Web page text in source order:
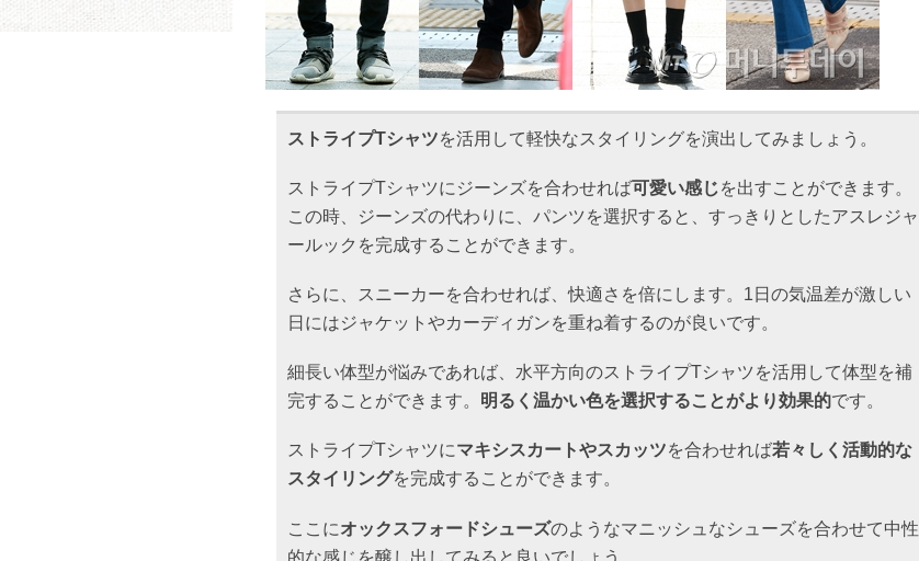
ストライプTシャツを活用して軽快なスタイリングを演出してみましょう。
ストライプTシャツにジーンズを合わせれば可愛い感じを出すことができます。
この時、ジーンズの代わりに、パンツを選択すると、すっきりとしたアスレジャ
ールックを完成することができます。
さらに、スニーカーを合わせれば、快適さを倍にします。1日の気温差が激しい
日にはジャケットやカーディガンを重ね着するのが良いです。
細長い体型が悩みであれば、水平方向のストライプTシャツを活用して体型を補
完することができます。 明るく温かい色を選択することがより効果的です。
ストライプTシャツにマキシスカートやスカッツを合わせれば若々しく活動的な
スタイリングを完成することができます。
ここにオックスフォードシューズのようなマニッシュなシューズを合わせて中性
的な感じを醸し出してみると良いでしょう。